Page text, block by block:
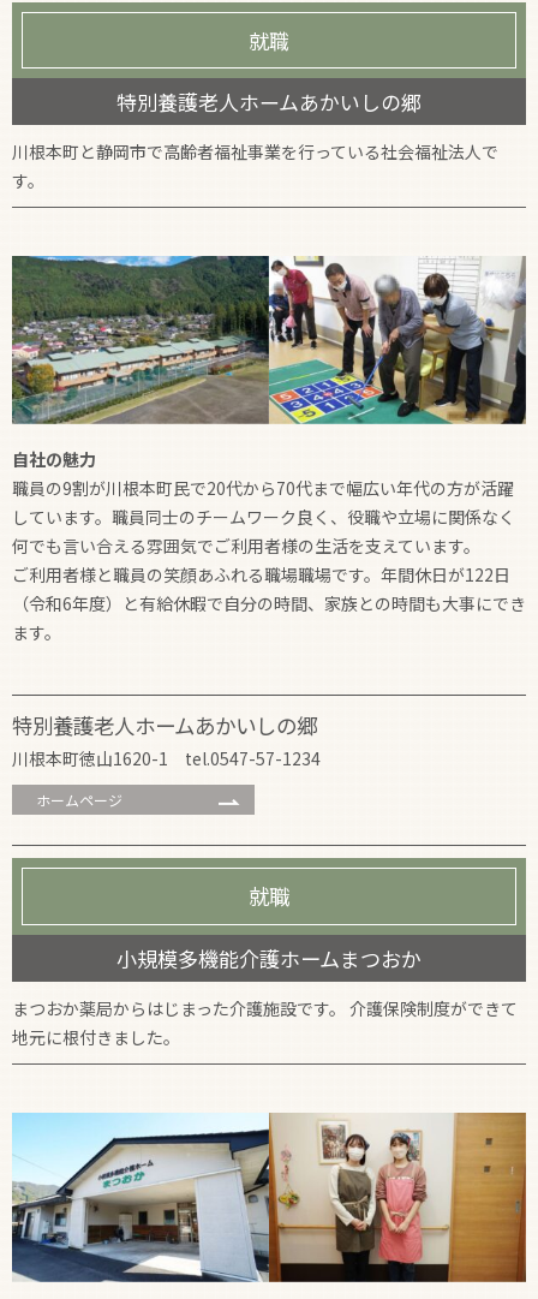
就職
特別養護老人ホームあかいしの郷
川根本町と静岡市で高齢者福祉事業を行っている社会福祉法人で
す。
自社の魅力
職員の9割が川根本町民で20代から70代まで幅広い年代の方が活躍
しています。職員同士のチームワーク良く、役職や立場に関係なく
何でも言い合える雰囲気でご利用者様の生活を支えています。
ご利用者様と職員の笑顔あふれる職場職場です。年間休日が122日
（令和6年度）と有給休暇で自分の時間、家族との時間も大事にでき
ます。
特別養護老人ホームあかいしの郷
川根本町徳山1620-1 tel.0547-57-1234
ホームページ
就職
小規模多機能介護ホームまつおか
まつおか薬局からはじまった介護施設です。 介護保険制度ができて
地元に根付きました。